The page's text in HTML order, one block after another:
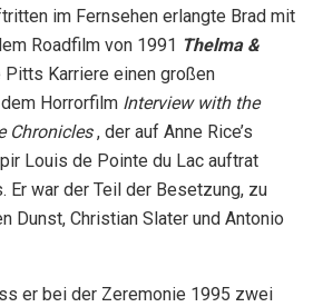
im Fernsehen erlangte Brad mit
Roadfilm von 1991 Thelma &
Karriere einen großen
Horrorfilm Interview with the
Chronicles, der auf Anne Rice’s
Louis de Pointe du Lac auftrat
Er war der Teil der Besetzung, zu
Dunst, Christian Slater und Antonio
er bei der Zeremonie 1995 zwei